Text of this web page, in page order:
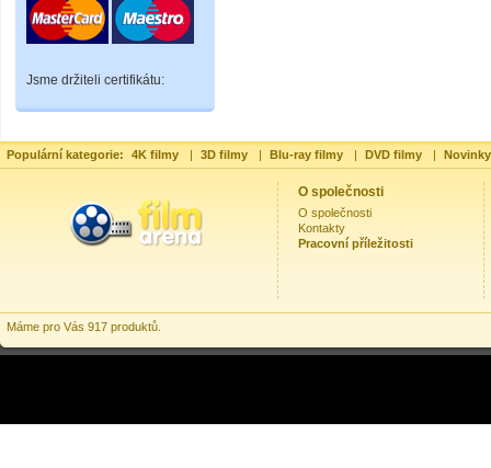
Jsme držiteli certifikátu:
Populární kategorie: 4K filmy | 3D filmy | Blu-ray filmy | DVD filmy |
O společnosti
O společnosti
Kontakty
Pracovní příležitosti
Máme pro Vás 917 produktů.